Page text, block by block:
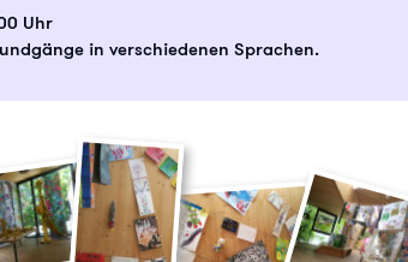
Uhr
in verschiedenen Sprachen.